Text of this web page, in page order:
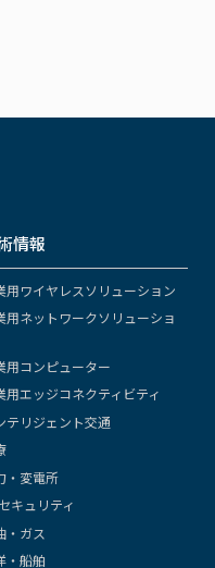
情報
用ワイヤレスソリューション
用ネットワークソリューショ
用コンピューター
用エッジコネクティビティ
テリジェント交通
・変電所
キュリティ
・ガス
・船舶